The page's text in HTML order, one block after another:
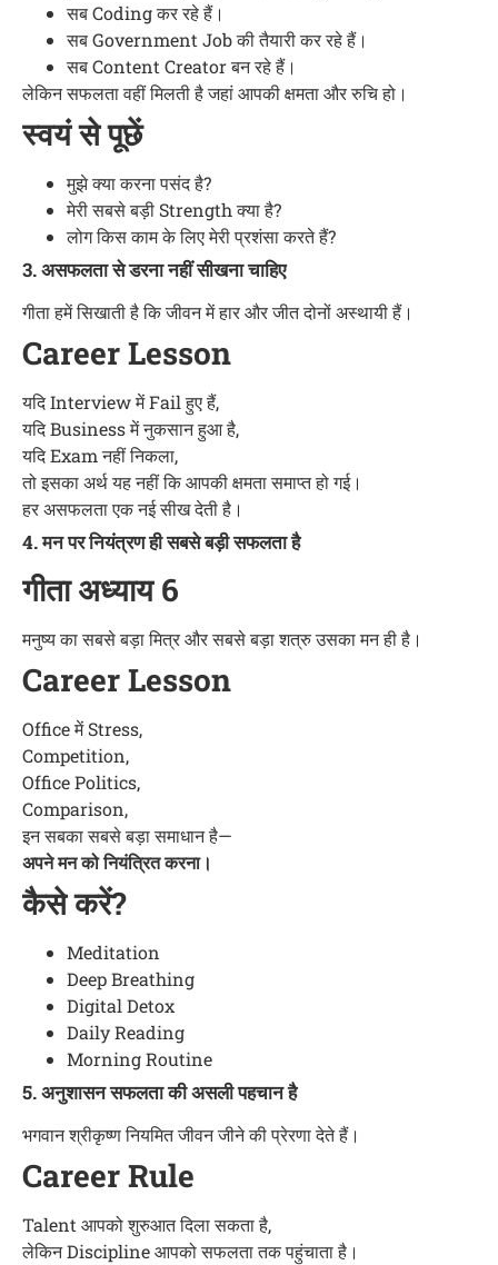
सब Coding कर रहे हैं।
सब Government Job की तैयारी कर रहे हैं।
सब Content Creator बन रहे हैं।
लेकिन सफलता वहीं मिलती है जहां आपकी क्षमता और रुचि हो।
स्वयं से पूछें
मुझे क्या करना पसंद है?
मेरी सबसे बड़ी Strength क्या है?
लोग किस काम के लिए मेरी प्रशंसा करते हैं?
3. असफलता से डरना नहीं सीखना चाहिए
गीता हमें सिखाती है कि जीवन में हार और जीत दोनों अस्थायी हैं।
Career Lesson
यदि Interview में Fail हुए हैं,
यदि Business में नुकसान हुआ है,
यदि Exam नहीं निकला,
तो इसका अर्थ यह नहीं कि आपकी क्षमता समाप्त हो गई।
हर असफलता एक नई सीख देती है।
4. मन पर नियंत्रण ही सबसे बड़ी सफलता है
गीता अध्याय 6
मनुष्य का सबसे बड़ा मित्र और सबसे बड़ा शत्रु उसका मन ही है।
Career Lesson
Office में Stress,
Competition,
Office Politics,
Comparison,
इन सबका सबसे बड़ा समाधान है—
अपने मन को नियंत्रित करना।
कैसे करें?
Meditation
Deep Breathing
Digital Detox
Daily Reading
Morning Routine
5. अनुशासन सफलता की असली पहचान है
भगवान श्रीकृष्ण नियमित जीवन जीने की प्रेरणा देते हैं।
Career Rule
Talent आपको शुरुआत दिला सकता है,
लेकिन Discipline आपको सफलता तक पहुंचाता है।